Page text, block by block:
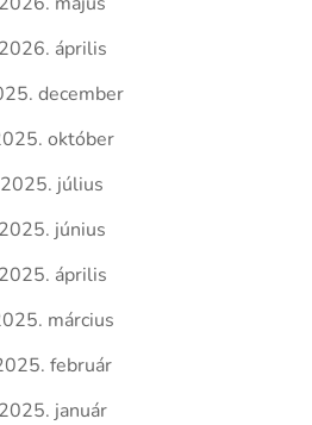
2026. április
december
október
2025. július
2025. június
2025. április
március
február
2025. január